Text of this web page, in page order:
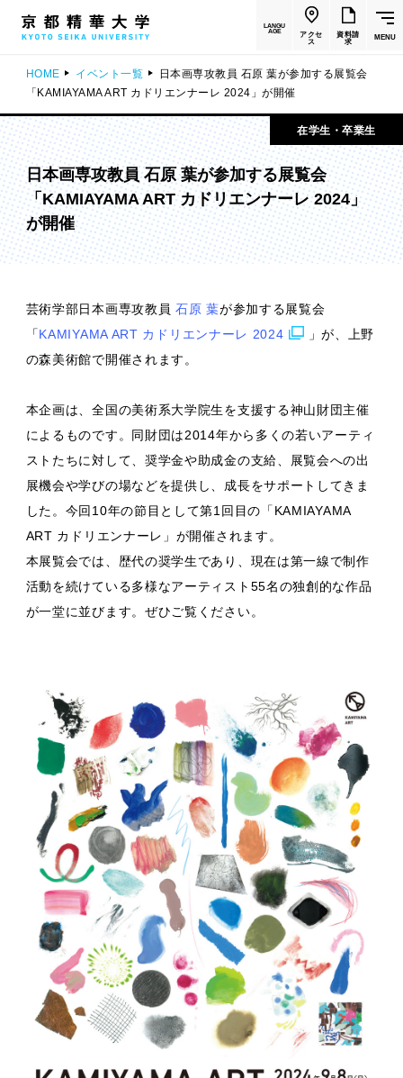
LANGU
AGE
アクセ
ス
資料請
求
MENU
HOME イベント一覧
日本画専攻教員 石原 葉が参加する展覧会
「KAMIAYAMA ART カドリエンナーレ 2024」が開催
在学生・卒業生
日本画専攻教員 石原 葉が参加する展覧会
「KAMIAYAMA ART カドリエンナーレ 2024」
が開催
芸術学部日本画専攻教員石原 葉が参加する展覧会
「KAMIYAMA ART カドリエンナーレ 2024
」が、上野
の森美術館で開催されます。
本企画は、全国の美術系大学院生を支援する神山財団主催
によるものです。同財団は2014年から多くの若いアーティ
ストたちに対して、奨学金や助成金の支給、展覧会への出
展機会や学びの場などを提供し、成長をサポートしてきま
した。今回10年の節目として第1回目の「KAMIAYAMA
ART カドリエンナーレ」が開催されます。
本展覧会では、歴代の奨学生であり、現在は第一線で制作
活動を続けている多様なアーティスト55名の独創的な作品
が一堂に並びます。ぜひご覧ください。